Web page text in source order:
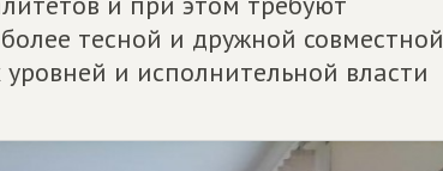
тесной и дружной совместной
и исполнительной власти